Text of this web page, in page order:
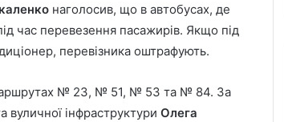
наголосив, що в автобусах, де
час перевезення пасажирів. Якщо під
перевізника оштрафують.
№ 23, № 51, № 53 та № 84. За
вуличної інфраструктури Олега